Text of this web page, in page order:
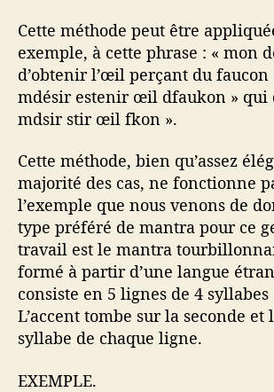
Cette méthode peut être
exemple, à cette phrase : « mon
d’obtenir l’œil perçant du faucon
mdésir estenir œil dfaukon » qui
mdsir stir œil fkon ».
Cette méthode, bien qu’assez
majorité des cas, ne fonctionne
l’exemple que nous venons de
type préféré de mantra pour ce
travail est le mantra
formé à partir d’une langue
consiste en 5 lignes de 4 syllabes
L’accent tombe sur la seconde
syllabe de chaque ligne.
EXEMPLE.